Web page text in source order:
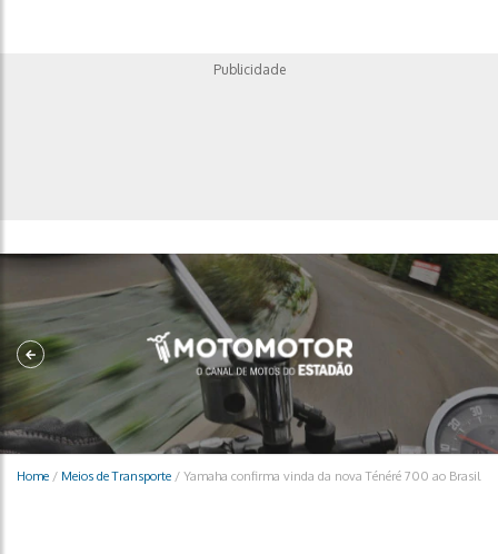
Publicidade
Home / Meios de Transporte / Yamaha confirma vinda da nova Ténéré 700 ao Brasil